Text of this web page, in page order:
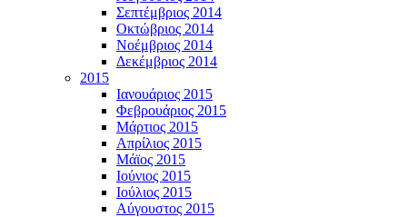
Σεπτέμβριος 2014
Οκτώβριος 2014
Νοέμβριος 2014
Δεκέμβριος 2014
2015
Ιανουάριος 2015
Φεβρουάριος 2015
Μάρτιος 2015
Απρίλιος 2015
Μάϊος 2015
Ιούνιος 2015
Ιούλιος 2015
Αύγουστος 2015